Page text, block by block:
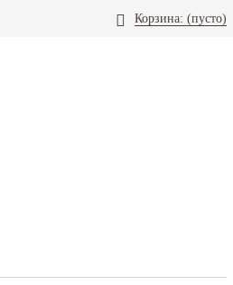
Корзина: (пусто)